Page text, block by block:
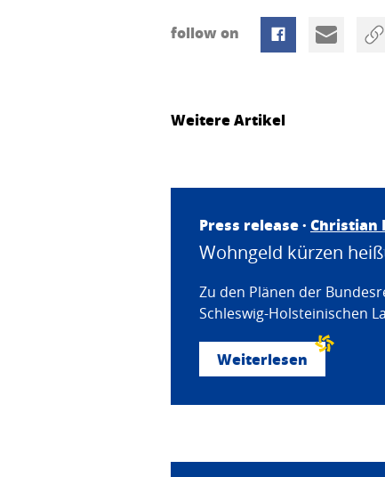
follow on
Weitere Artikel
Press release · Christian
Wohngeld kürzen
Zu den Plänen der
Schleswig-Holsteinischen
Weiterlesen